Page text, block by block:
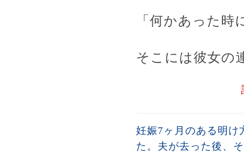
「何かあった時
そこには彼女の
妊娠7ヶ月のある明け
た。夫が去った後、